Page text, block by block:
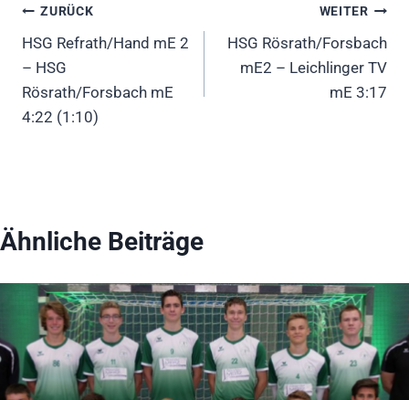
Beitragsnavigation
ZURÜCK
HSG Refrath/Hand mE 2
– HSG
Rösrath/Forsbach mE
4:22 (1:10)
WEITER
HSG Rösrath/Forsbach
mE2 – Leichlinger TV
mE 3:17
Ähnliche Beiträge